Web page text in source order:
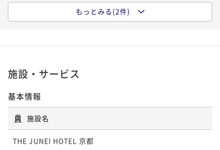
【スタンダードプラン】京都の別邸で、竹に抱かれ月
ポイントアップ
【スタンダードプラン】「口福」をもたらす肉割烹夕
食と和朝食をご堪能「2食付き」（宿の日）
もっとみる(2件)
施設・サービス
基本情報
施設名
THE JUNEI HOTEL 京都